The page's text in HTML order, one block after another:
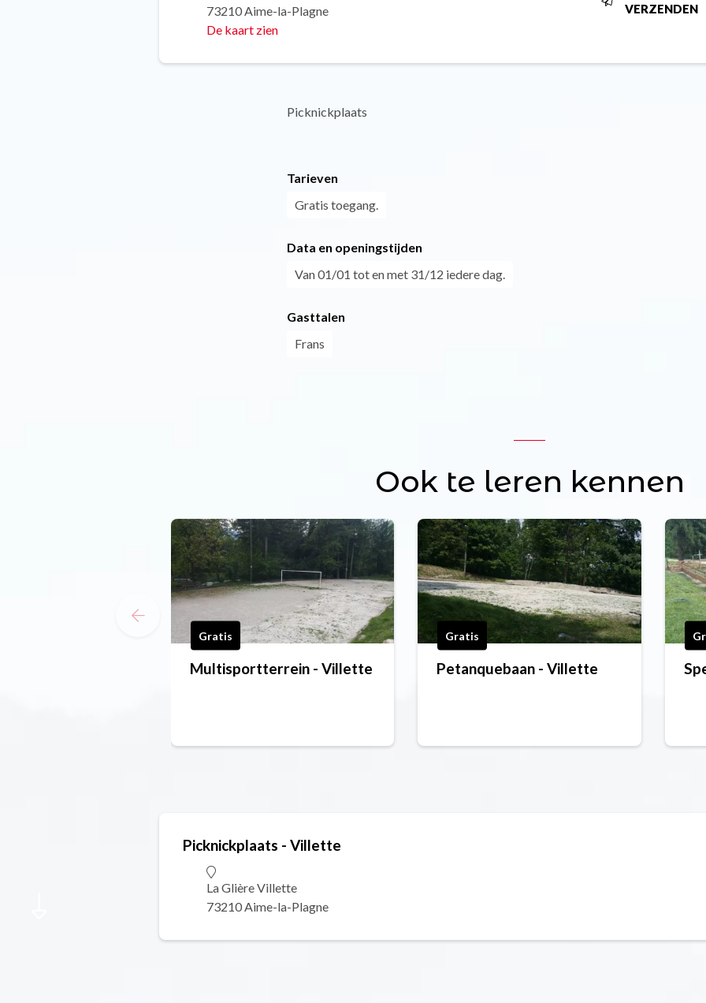
73210 Aime-la-Plagne
De kaart zien
VERZENDEN
Picknickplaats
Tarieven
Gratis toegang.
Data en openingstijden
Van 01/01 tot en met 31/12 iedere dag.
Gasttalen
Frans
Ook te leren kennen
Gratis
Multisportterrein - Villette
Gratis
Petanquebaan - Villette
Picknickplaats - Villette
La Glière Villette
73210 Aime-la-Plagne